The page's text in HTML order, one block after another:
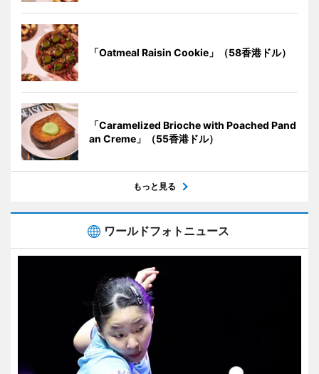
「Oatmeal Raisin Cookie」（58香港ドル）
「Caramelized Brioche with Poached Pand
an Creme」（55香港ドル）
もっと見る
ワールドフォトニュース